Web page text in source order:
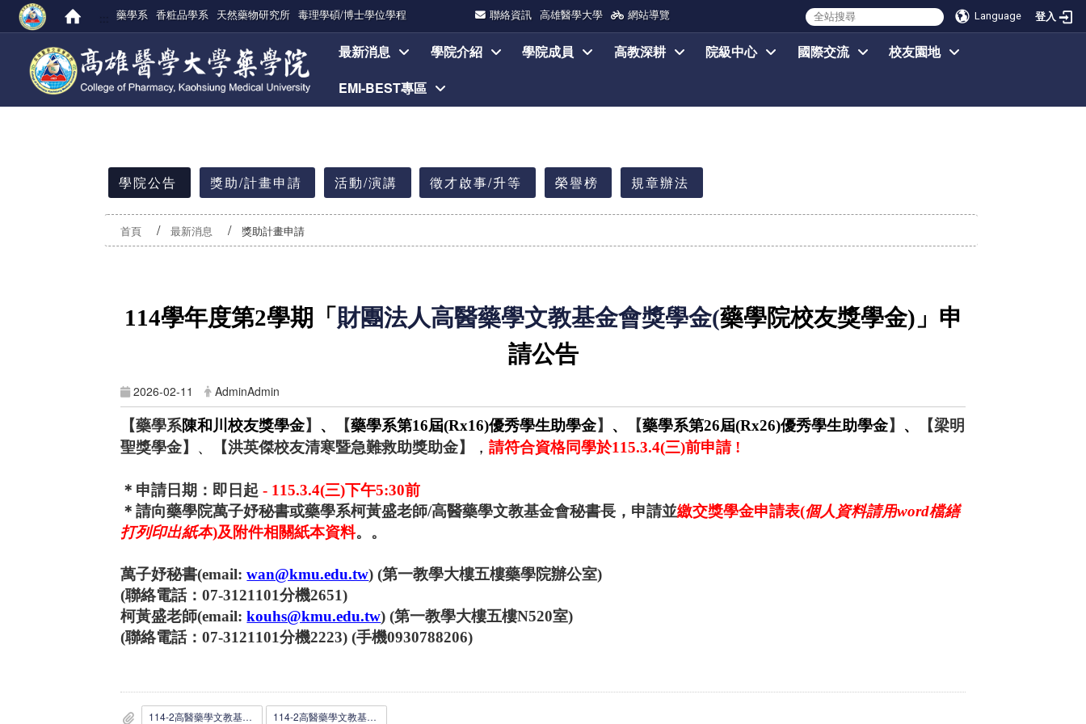
Language 登入
藥學系 香粧品學系 天然藥物研究所 毒理學碩/博士學位學程 聯絡資訊 高雄醫學大學 網站導覽
最新消息 學院介紹 學院成員 高教深耕 院級中心 國際交流
校友園地
EMI-BEST專區
學院公告
獎助/計畫申請 活動/演講 徵才啟事/升等 榮譽榜 規章辦法
首頁 最新消息 獎助計畫申請
114學年度第2學期 「 財團法人高醫藥學文教基金會獎學金(藥學院校友獎學金) 」 申
請公告
2026-02-11 AdminAdmin
【藥學系陳和川校友獎學金】 、 【藥學系第16屆(Rx16)優秀學生助學金】 、 【藥學系第26屆(Rx26)優秀學生助學金】 、
【梁明
聖獎學金】 、 【洪英傑校友清寒暨急難救助獎助金】 ，請符合資格同學於115.3.4(三)前申請!
＊申請日期 ：即日起 - 115.3.4(三)下午5:30前
＊請向藥學院萬子妤秘書或藥學系柯黃盛老師/高醫藥學文教基金會秘書長 ， 申請並繳交獎學金申請表(個人資料請用word檔繕
打列印出紙本)及附件相關紙本資料。 。
萬子妤秘書(email:wan@kmu.edu.tw) (第一教學大樓五樓藥學院辦公室)
(聯絡電話：07-3121101分機2651)
柯黃盛老師(email:kouhs@kmu.edu.tw) (第一教學大樓五樓N520室)
(聯絡電話：07-3121101分機2223) (手機0930788206)
114-2高醫藥學文教基金會獎學金公告_1150206.docx 114-2高醫藥學文教基金會獎學金公告_1150206.pdf